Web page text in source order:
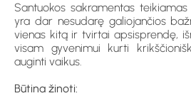
Santuokos sakramentas
yra dar nesudarę galiojančios
vienas kitą ir tvirtai apsisprendę,
visam gyvenimui kurti
auginti vaikus.
Būtina žinoti: